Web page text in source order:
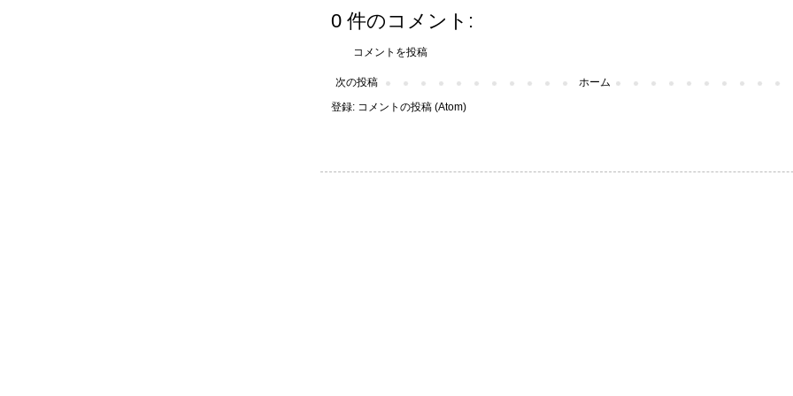
0 件のコメント:
コメントを投稿
次の投稿
ホーム
登録: コメントの投稿 (Atom)